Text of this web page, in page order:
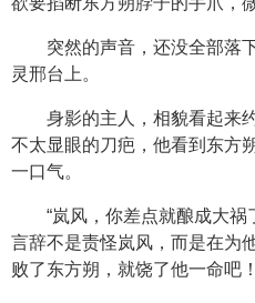
突然的声音，还没全部落
灵邢台上。
身影的主人，相貌看起来
不太显眼的刀疤，他看到东方
一口气。
“岚风，你差点就酿成大祸
言辞不是责怪岚风，而是在为
败了东方朔，就饶了他一命吧